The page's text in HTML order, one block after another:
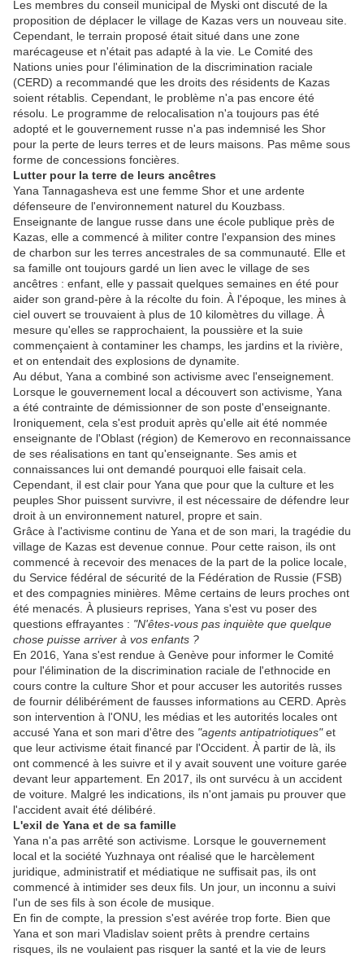
Les membres du conseil municipal de Myski ont discuté de la
proposition de déplacer le village de Kazas vers un nouveau site.
Cependant, le terrain proposé était situé dans une zone
marécageuse et n'était pas adapté à la vie. Le Comité des
Nations unies pour l'élimination de la discrimination raciale
(CERD) a recommandé que les droits des résidents de Kazas
soient rétablis. Cependant, le problème n'a pas encore été
résolu. Le programme de relocalisation n'a toujours pas été
adopté et le gouvernement russe n'a pas indemnisé les Shor
pour la perte de leurs terres et de leurs maisons. Pas même sous
forme de concessions foncières.
Lutter pour la terre de leurs ancêtres
Yana Tannagasheva est une femme Shor et une ardente
défenseure de l'environnement naturel du Kouzbass.
Enseignante de langue russe dans une école publique près de
Kazas, elle a commencé à militer contre l'expansion des mines
de charbon sur les terres ancestrales de sa communauté. Elle et
sa famille ont toujours gardé un lien avec le village de ses
ancêtres : enfant, elle y passait quelques semaines en été pour
aider son grand-père à la récolte du foin. À l'époque, les mines à
ciel ouvert se trouvaient à plus de 10 kilomètres du village. À
mesure qu'elles se rapprochaient, la poussière et la suie
commençaient à contaminer les champs, les jardins et la rivière,
et on entendait des explosions de dynamite.
Au début, Yana a combiné son activisme avec l'enseignement.
Lorsque le gouvernement local a découvert son activisme, Yana
a été contrainte de démissionner de son poste d'enseignante.
Ironiquement, cela s'est produit après qu'elle ait été nommée
enseignante de l'Oblast (région) de Kemerovo en reconnaissance
de ses réalisations en tant qu'enseignante. Ses amis et
connaissances lui ont demandé pourquoi elle faisait cela.
Cependant, il est clair pour Yana que pour que la culture et les
peuples Shor puissent survivre, il est nécessaire de défendre leur
droit à un environnement naturel, propre et sain.
Grâce à l'activisme continu de Yana et de son mari, la tragédie du
village de Kazas est devenue connue. Pour cette raison, ils ont
commencé à recevoir des menaces de la part de la police locale,
du Service fédéral de sécurité de la Fédération de Russie (FSB)
et des compagnies minières. Même certains de leurs proches ont
été menacés. À plusieurs reprises, Yana s'est vu poser des
questions effrayantes : "N'êtes-vous pas inquiète que quelque
chose puisse arriver à vos enfants ?
En 2016, Yana s'est rendue à Genève pour informer le Comité
pour l'élimination de la discrimination raciale de l'ethnocide en
cours contre la culture Shor et pour accuser les autorités russes
de fournir délibérément de fausses informations au CERD. Après
son intervention à l'ONU, les médias et les autorités locales ont
accusé Yana et son mari d'être des "agents antipatriotiques"et
que leur activisme était financé par l'Occident. À partir de là, ils
ont commencé à les suivre et il y avait souvent une voiture garée
devant leur appartement. En 2017, ils ont survécu à un accident
de voiture. Malgré les indications, ils n'ont jamais pu prouver que
l'accident avait été délibéré.
L'exil de Yana et de sa famille
Yana n'a pas arrêté son activisme. Lorsque le gouvernement
local et la société Yuzhnaya ont réalisé que le harcèlement
juridique, administratif et médiatique ne suffisait pas, ils ont
commencé à intimider ses deux fils. Un jour, un inconnu a suivi
l'un de ses fils à son école de musique.
En fin de compte, la pression s'est avérée trop forte. Bien que
Yana et son mari Vladislav soient prêts à prendre certains
risques, ils ne voulaient pas risquer la santé et la vie de leurs